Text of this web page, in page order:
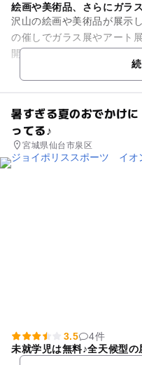
絵画や美術品、さらにガラ
沢山の絵画や美術品が展示
の催しでガラス展やアート
開催されています。社会の
てあることがあるので、子
暑すぎる夏のおでかけ
ってる♪
宮城県仙台市泉区
3.5
4件
未就学児は無料♪全天候型の